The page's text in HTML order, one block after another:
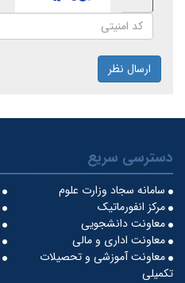
ارسال نظر
دسترسی سریع
سامانه سجاد وزارت علوم
مرکز انفورماتیک
معاونت دانشجویی
معاونت اداری و مالی
معاونت آموزشی و تحصیلات
تکمیلی